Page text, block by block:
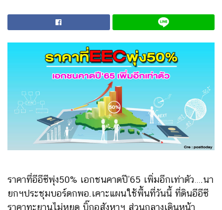
ราคาที่อีอีซีพุ่ง50% เอกชนคาดปี’65 เพิ่มอีกเท่าตัว….นา
ยกฯประชุมบอร์ดกพอ.เคาะแผนใช้พื้นที่วันนี้ ที่ดินอีอีซี
ราคาทะยานไม่หยุด บิ๊กอสังหาฯ ส่วนกลางเดินหน้า